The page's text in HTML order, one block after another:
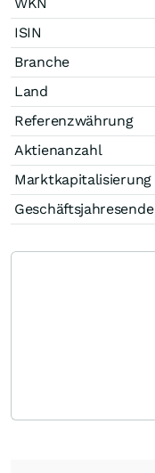
ISIN
Branche
Land
Referenzwährung
Aktienanzahl
Marktkapitalisierung
Geschäftsjahresende